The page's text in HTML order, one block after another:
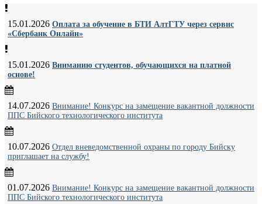
15.01.2026 Оплата за обучение в БТИ АлтГТУ через сервис
«Сбербанк Онлайн»
15.01.2026 Вниманию студентов, обучающихся на платной
основе!
14.07.2026 Внимание! Конкурс на замещение вакантной должности
ППС Бийского технологического института
10.07.2026 Отдел вневедомственной охраны по городу Бийску
приглашает на службу!
01.07.2026 Внимание! Конкурс на замещение вакантной должности
ППС Бийского технологического института